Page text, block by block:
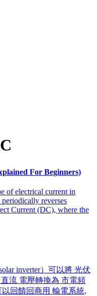
For Beginners)
of electrical current in
reverses
Current (DC), where the
inverter）可以將 光伏
流 電壓轉換為 市電頻
回饋回商用 輸電系統,